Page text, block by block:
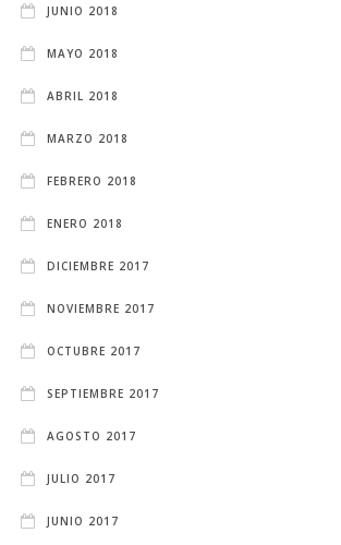
JUNIO 2018
MAYO 2018
ABRIL 2018
MARZO 2018
FEBRERO 2018
ENERO 2018
DICIEMBRE 2017
NOVIEMBRE 2017
OCTUBRE 2017
SEPTIEMBRE 2017
AGOSTO 2017
JULIO 2017
JUNIO 2017